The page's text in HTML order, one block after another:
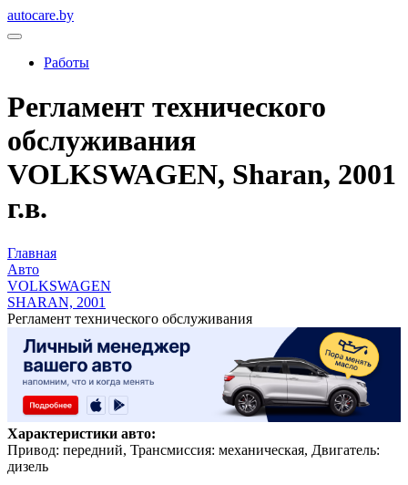
autocare.by
Работы
Регламент технического
обслуживания
VOLKSWAGEN, Sharan, 2001
г.в.
Главная
Авто
VOLKSWAGEN
SHARAN, 2001
Регламент технического обслуживания
Характеристики авто:
Привод: передний, Трансмиссия: механическая, Двигатель:
дизель